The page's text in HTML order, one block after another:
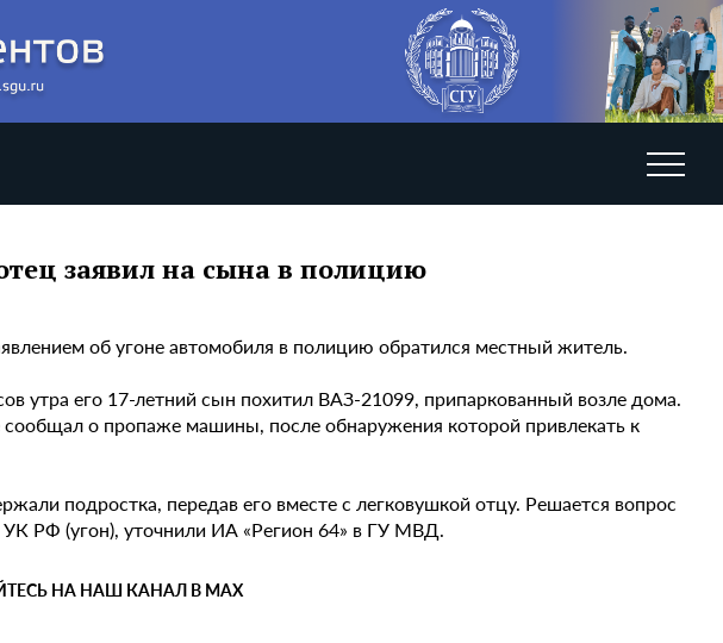
заявил на сына в полицию
об угоне автомобиля в полицию обратился местный житель.
утра его 17-летний сын похитил ВАЗ-21099, припаркованный возле дома.
о пропаже машины, после обнаружения которой привлекать к
подростка, передав его вместе с легковушкой отцу. Решается вопрос
УК РФ (угон), уточнили ИА «Регион 64» в ГУ МВД.
НА НАШ КАНАЛ В MAX